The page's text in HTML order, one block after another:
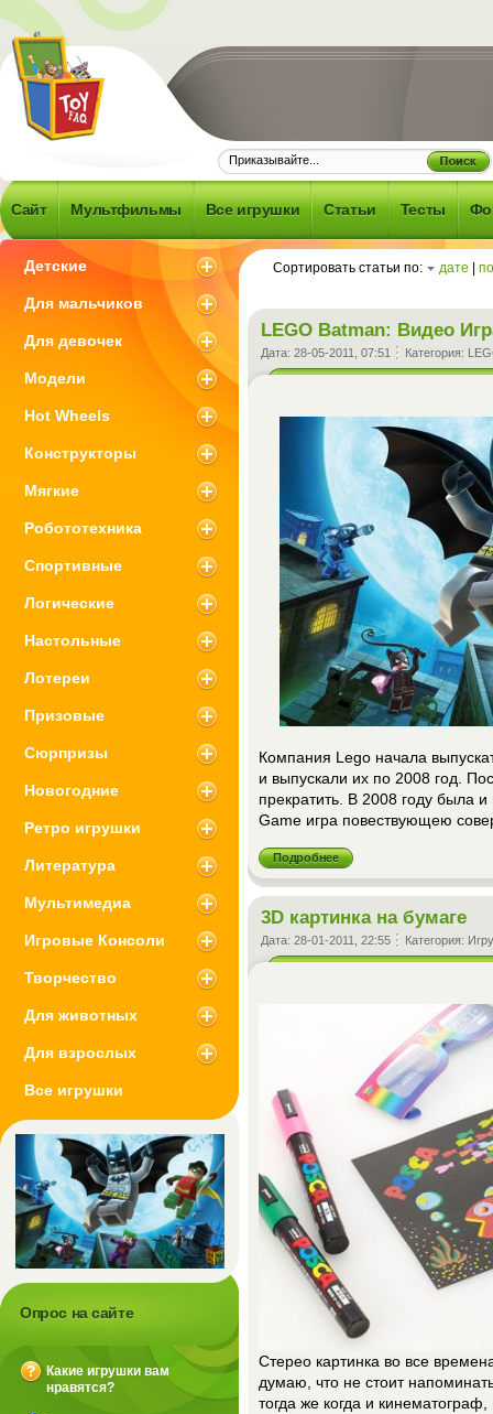
Question -
игрушках и
с ними
Сайт Мультфильмы Все игрушки Статьи Тесты
Сортировать статьи по: дате
LEGO Batman: Видео
Дата: 28-05-2011, 07:51 Категория:
Компания Lego начала
и выпускали их по 2008 год.
прекратить. В 2008 году была
Game игра повествующею
Подробнее
3D картинка на бумаге
Дата: 28-01-2011, 22:55 Категория:
Стерео картинка во все
думаю, что не стоит
тогда же когда и
Детские
Для мальчиков
Для девочек
Модели
Hot Wheels
Конструкторы
Мягкие
Робототехника
Спортивные
Логические
Настольные
Лотереи
Призовые
Сюрпризы
Новогодние
Ретро игрушки
Литература
Мультимедиа
Игровые Консоли
Творчество
Для животных
Для взрослых
Все игрушки
Опрос на сайте
Какие игрушки вам
нравятся?